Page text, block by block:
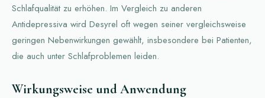
Schlafqualität zu erhöhen. Im Vergleich zu anderen
Antidepressiva wird Desyrel oft wegen seiner vergleichsweise
geringen Nebenwirkungen gewählt, insbesondere bei Patienten,
die auch unter Schlafproblemen leiden.
Wirkungsweise und Anwendung